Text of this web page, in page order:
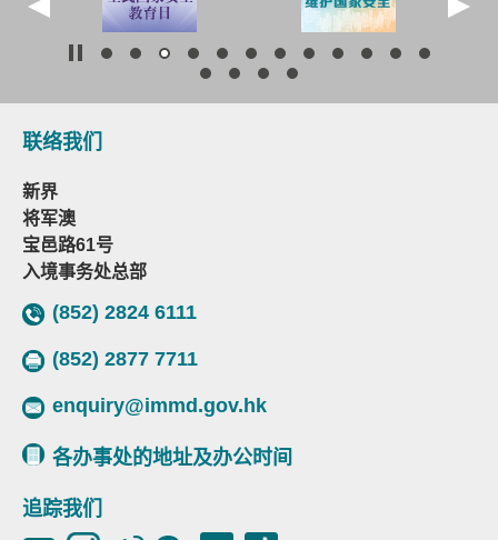
联络我们
新界
将军澳
宝邑路61号
入境事务处总部
(852) 2824 6111
(852) 2877 7711
enquiry@immd.gov.hk
各办事处的地址及办公时间
追踪我们